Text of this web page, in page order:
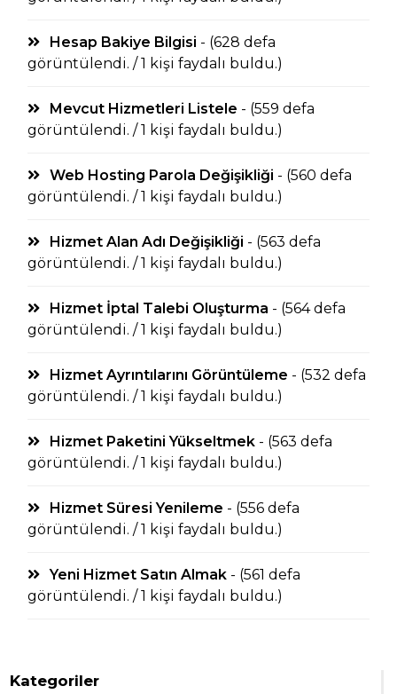
Hesap Bakiye Bilgisi - (628 defa
görüntülendi. / 1 kişi faydalı buldu.)
Mevcut Hizmetleri Listele - (559 defa
görüntülendi. / 1 kişi faydalı buldu.)
Web Hosting Parola Değişikliği - (560 defa
görüntülendi. / 1 kişi faydalı buldu.)
Hizmet Alan Adı Değişikliği - (563 defa
görüntülendi. / 1 kişi faydalı buldu.)
Hizmet İptal Talebi Oluşturma - (564 defa
görüntülendi. / 1 kişi faydalı buldu.)
Hizmet Ayrıntılarını Görüntüleme - (532 defa
görüntülendi. / 1 kişi faydalı buldu.)
Hizmet Paketini Yükseltmek - (563 defa
görüntülendi. / 1 kişi faydalı buldu.)
Hizmet Süresi Yenileme - (556 defa
görüntülendi. / 1 kişi faydalı buldu.)
Yeni Hizmet Satın Almak - (561 defa
görüntülendi. / 1 kişi faydalı buldu.)
Kategoriler